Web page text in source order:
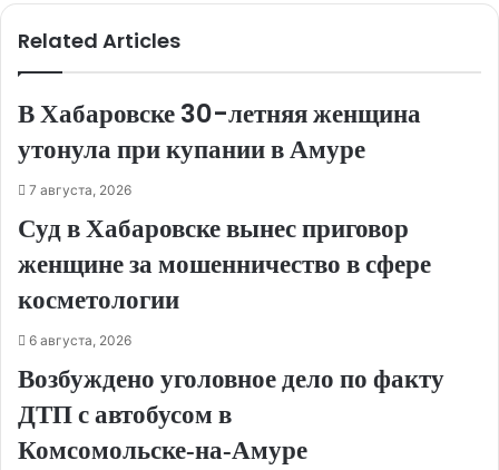
Related Articles
В Хабаровске 30-летняя женщина
утонула при купании в Амуре
7 августа, 2026
Суд в Хабаровске вынес приговор
женщине за мошенничество в сфере
косметологии
6 августа, 2026
Возбуждено уголовное дело по факту
ДТП с автобусом в
Комсомольске‑на‑Амуре